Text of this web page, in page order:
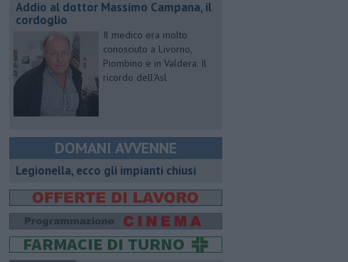
Addio al dottor Massimo Campana, il
cordoglio
Il medico era molto
conosciuto a Livorno,
Piombino e in Valdera. Il
ricordo dell'Asl
DOMANI AVVENNE
Legionella, ecco gli impianti chiusi